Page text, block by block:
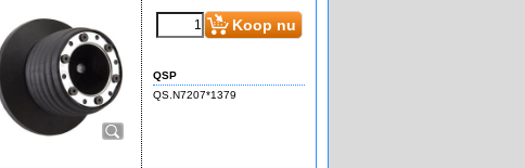
Koop nu
QSP
QS.N7207*1379